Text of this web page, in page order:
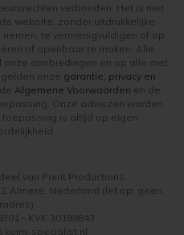
verbonden. Het is niet
website, zonder uitdrukkelijke
te vermenigvuldigen of op
of openbaar te maken. Alle
onze aanbiedingen en op alle met
onze garantie, privacy en
Algemene Voorwaarden en de
Onze adviezen worden
is altijd op eigen
van Paint Productions.
Almere, Nederland (let op: geen
- KVK 30189843
keim-specialist.nl